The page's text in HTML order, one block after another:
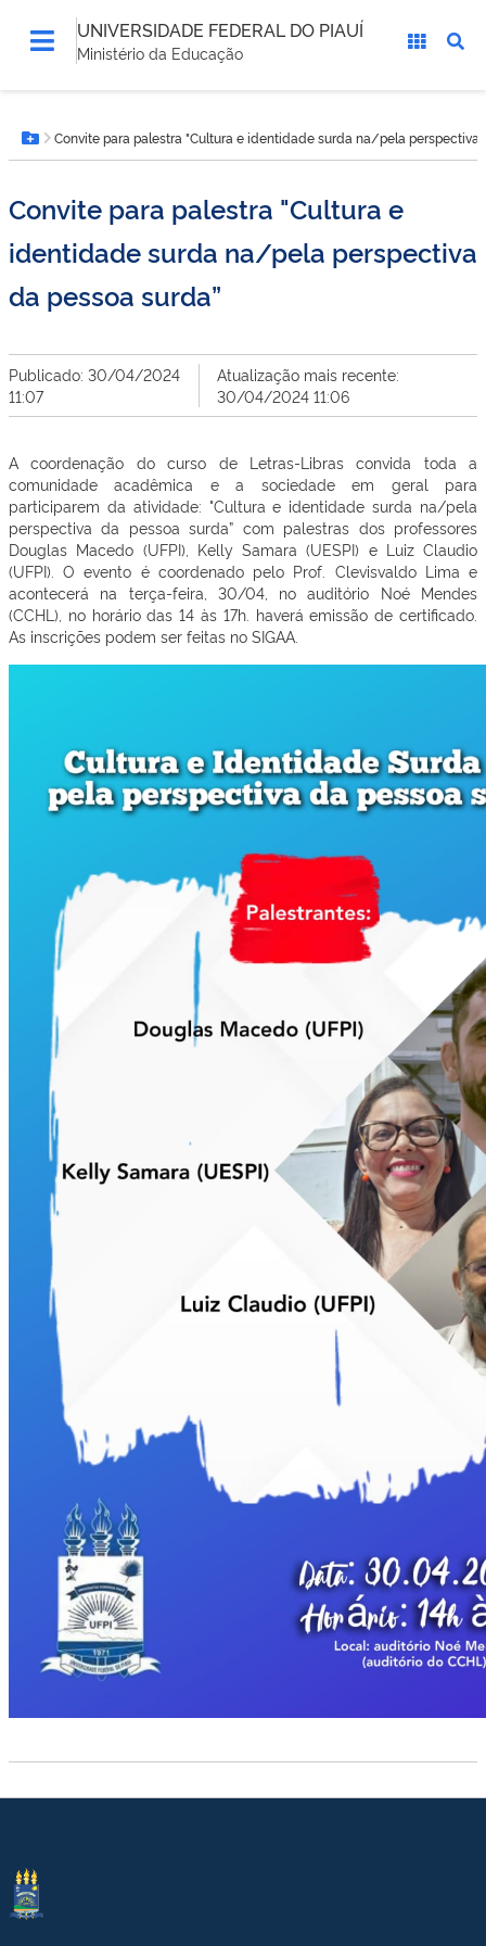
UNIVERSIDADE FEDERAL DO PIAUÍ
Ministério da Educação
está
aqui:Botão Menu
Convite para palestra "Cultura e identidade surda na/pela perspectiva
Convite para palestra "Cultura e
identidade surda na/pela perspectiva
da pessoa surda”
Publicado: 30/04/2024
11:07
Atualização mais recente:
30/04/2024 11:06
A coordenação do curso de Letras-Libras convida toda a
comunidade acadêmica e a sociedade em geral para
participarem da atividade: "Cultura e identidade surda na/pela
perspectiva da pessoa surda” com palestras dos professores
Douglas Macedo (UFPI), Kelly Samara (UESPI) e Luiz Claudio
(UFPI). O evento é coordenado pelo Prof. Clevisvaldo Lima e
acontecerá na terça-feira, 30/04, no auditório Noé Mendes
(CCHL), no horário das 14 às 17h. haverá emissão de certificado.
As inscrições podem ser feitas no SIGAA.